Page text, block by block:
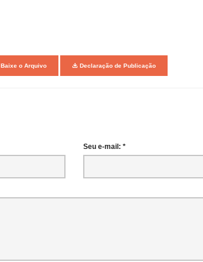
Baixe o Arquivo Declaração de Publicação
Seu e-mail: *